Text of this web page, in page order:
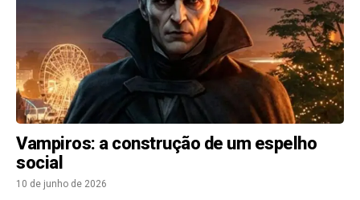
Vampiros: a construção de um espelho
social
10 de junho de 2026